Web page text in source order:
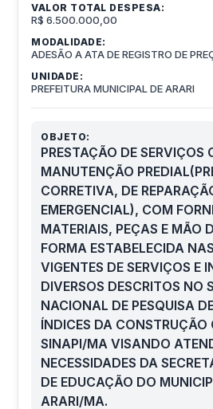
VALOR TOTAL DESPESA:
R$ 6.500.000,00
MODALIDADE:
ADESÃO A ATA DE REGISTRO DE
UNIDADE:
PREFEITURA MUNICIPAL DE ARARI
OBJETO:
PRESTAÇÃO DE SERVIÇOS
MANUTENÇÃO
CORRETIVA, DE
EMERGENCIAL), COM
MATERIAIS, PEÇAS E MÃO
FORMA ESTABELECIDA
VIGENTES DE SERVIÇOS E
DIVERSOS DESCRITOS NO
NACIONAL DE PESQUISA
ÍNDICES DA CONSTRUÇÃO
SINAPI/MA VISANDO
NECESSIDADES DA
DE EDUCAÇÃO DO
ARARI/MA.